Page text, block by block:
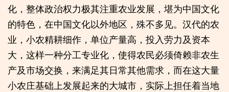
化，整体政治权力极其注重农业发展，堪为中国文化
的特色，在中国文化以外地区，殊不多见。汉代的农
业，小农精耕细作，单位产量高，投入劳力及资本
大，这样一种分工专业化，使得农民必须倚赖非农生
产及市场交换，来满足其日常其他需求，而在这大量
小农庄基础上发展起来的大城市，实际上担任着当地